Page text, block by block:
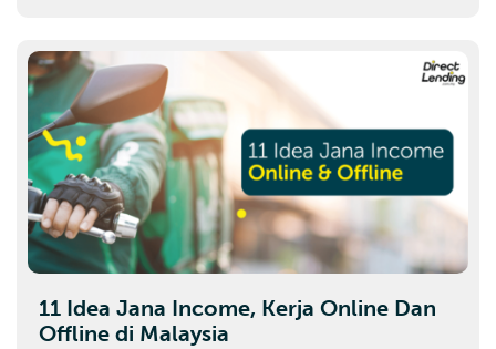
11 Idea Jana Income, Kerja Online Dan
Offline di Malaysia